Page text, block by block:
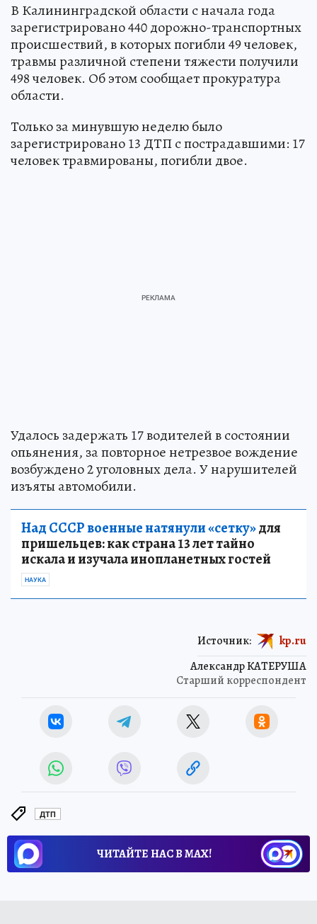
В Калининградской области с начала года
зарегистрировано 440 дорожно-транспортных
происшествий, в которых погибли 49 человек,
травмы различной степени тяжести получили
498 человек. Об этом сообщает прокуратура
области.
Только за минувшую неделю было
зарегистрировано 13 ДТП с пострадавшими: 17
человек травмированы, погибли двое.
Удалось задержать 17 водителей в состоянии
опьянения, за повторное нетрезвое вождение
возбуждено 2 уголовных дела. У нарушителей
изъяты автомобили.
Над СССР военные натянули «сетку»для
пришельцев: как страна 13 лет тайно
искала и изучала инопланетных гостей
НАУКА
Александр КАТЕРУША
Старший корреспондент
Источник: kp.ru
ДТП
ЧИТАЙТЕ НАС В МАХ!